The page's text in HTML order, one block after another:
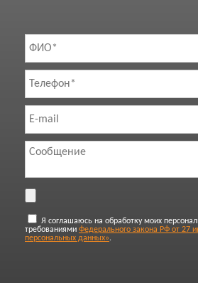
Я соглашаюсь на обработку моих
требованиями Федерального закона РФ от
персональных данных».